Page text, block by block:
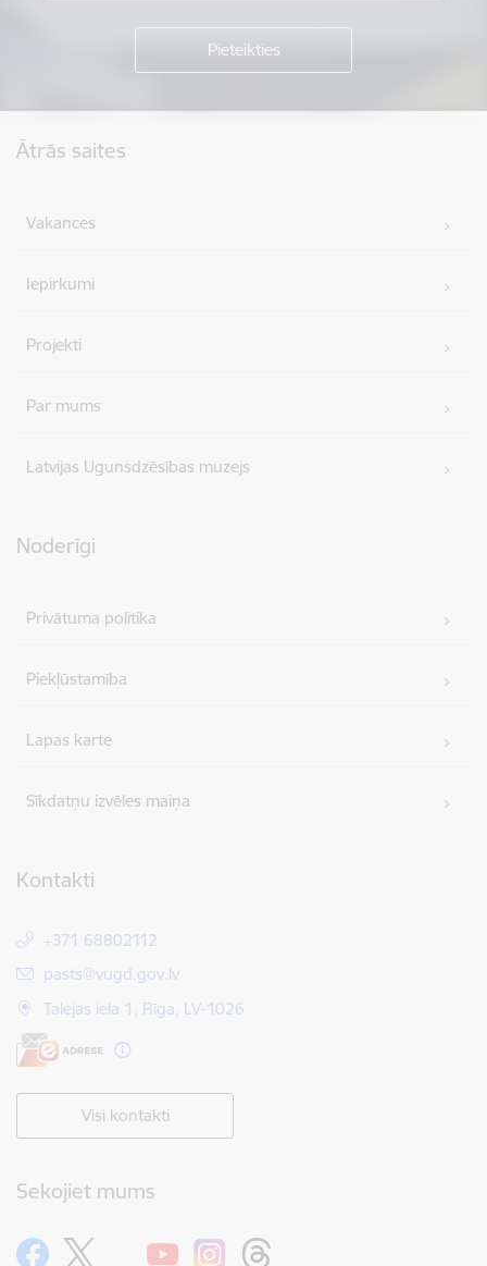
Ātrās saites
Vakances
Iepirkumi
Projekti
Par mums
Latvijas Ugunsdzēsības muzejs
Noderīgi
Privātuma politika
Piekļūstamība
Lapas karte
Sīkdatņu izvēles maiņa
Kontakti
+371 68802112
E-pasts:
pasts@vugd.gov.lv
Talejas iela 1, Rīga, LV-1026
Visi kontakti
Sekojiet mums